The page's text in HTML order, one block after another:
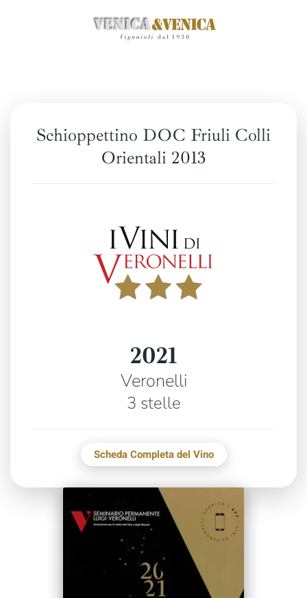
Schioppettino DOC Friuli Colli
Orientali 2013
2021
Veronelli
3 stelle
Scheda Completa del Vino